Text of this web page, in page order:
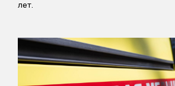
лет.